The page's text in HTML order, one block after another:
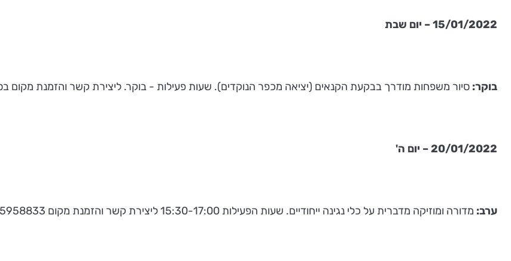
15/01/2022 – יום שבת
בוקר: סיור משפחות מודרך בבקעת הקנאים (יציאה מכפר הנוקדים). שעות פעילות - בוקר. ליצירת קשר והזמנת מקום בסיור 08-
20/01/2022 – יום ה'
ערב: מדורה ומוזיקה מדברית על כלי נגינה ייחודיים. שעות הפעילות 15:30-17:00 ליצירת קשר והזמנת מקום 052-5958833 (מיכל).